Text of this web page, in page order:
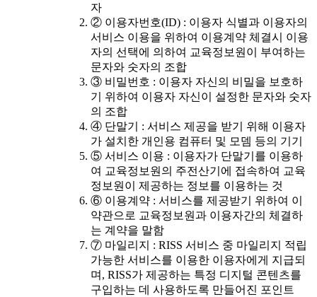
자
② 이용자번호(ID) : 이용자 식별과 이용자의
서비스 이용을 위하여 이용계약 체결시 이용
자의 선택에 의하여 교육정보원이 부여하는
문자와 숫자의 조합
③ 비밀번호 : 이용자 자신의 비밀을 보호하
기 위하여 이용자 자신이 설정한 문자와 숫자
의 조합
④ 단말기 : 서비스 제공을 받기 위해 이용자
가 설치한 개인용 컴퓨터 및 모뎀 등의 기기
⑤ 서비스 이용 : 이용자가 단말기를 이용하
여 교육정보원의 주전산기에 접속하여 교육
정보원이 제공하는 정보를 이용하는 것
⑥ 이용계약 : 서비스를 제공받기 위하여 이
약관으로 교육정보원과 이용자간의 체결하
는 계약을 말함
⑦ 마일리지 : RISS 서비스 중 마일리지 적립
가능한 서비스를 이용한 이용자에게 지급되
며, RISS가 제공하는 특정 디지털 콘텐츠를
구입하는 데 사용하도록 만들어진 포인트